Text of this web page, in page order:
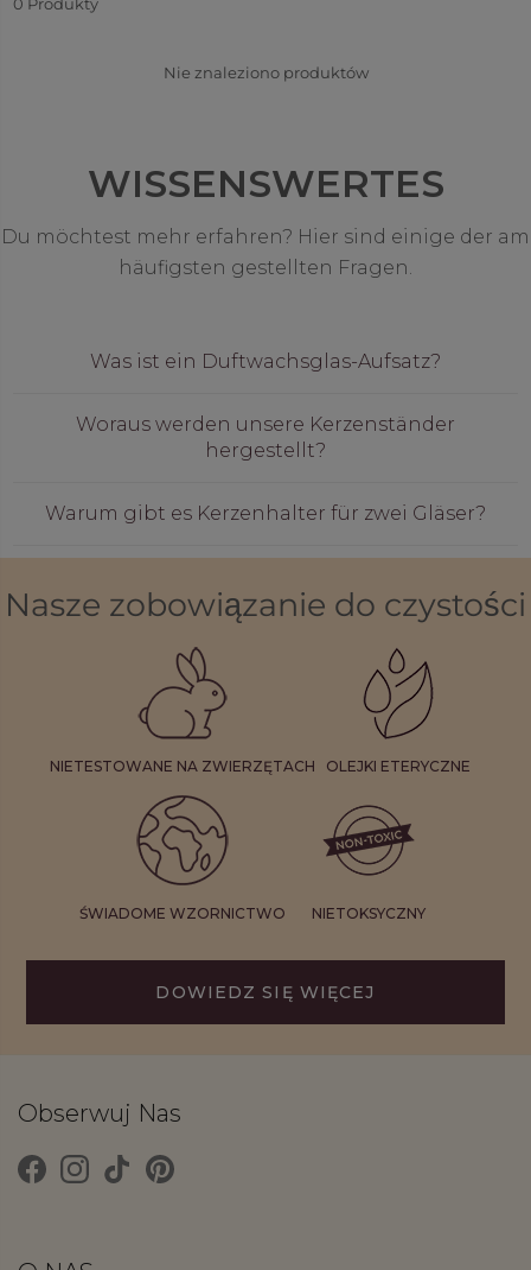
Nie znaleziono produktów
WISSENSWERTES
Du möchtest mehr erfahren? Hier sind einige der am
häufigsten gestellten Fragen.
Was ist ein Duftwachsglas-Aufsatz?
Woraus werden unsere Kerzenständer
hergestellt?
Warum gibt es Kerzenhalter für zwei Gläser?
Nasze zobowiązanie do czystości
NIETESTOWANE NA ZWIERZĘTACH OLEJKI ETERYCZNE
ŚWIADOME WZORNICTWO NIETOKSYCZNY
DOWIEDZ SIĘ WIĘCEJ
Obserwuj Nas